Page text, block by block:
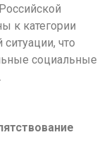
к категории
что
социальные